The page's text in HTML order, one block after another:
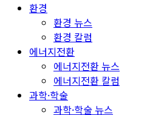
환경
환경 뉴스
환경 칼럼
에너지전환
에너지전환 뉴스
에너지전환 칼럼
과학·학술
과학·학술 뉴스